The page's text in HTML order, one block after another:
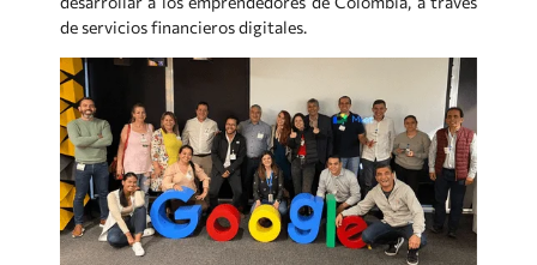
de servicios financieros digitales.